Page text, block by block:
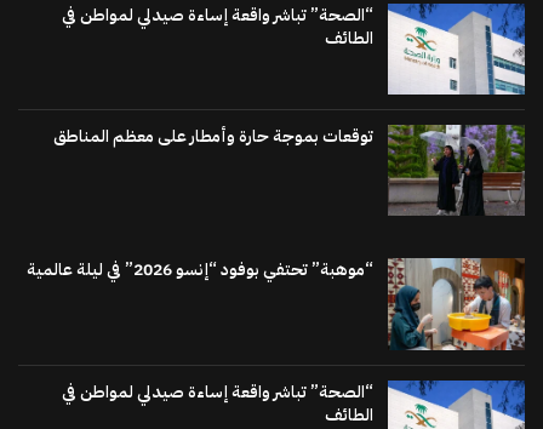
“الصحة” تباشر واقعة إساءة صيدلي لمواطن في
الطائف
توقعات بموجة حارة وأمطار على معظم المناطق
“موهبة” تحتفي بوفود “إنسو 2026” في ليلة عالمية
“الصحة” تباشر واقعة إساءة صيدلي لمواطن في
الطائف